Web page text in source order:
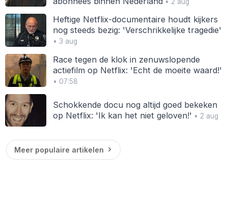
Heftige Netflix-documentaire houdt kijkers
nog steeds bezig: 'Verschrikkelijke tragedie'
• 3 aug
Race tegen de klok in zenuwslopende
actiefilm op Netflix: 'Echt de moeite waard!'
• 07:58
Schokkende docu nog altijd goed bekeken
op Netflix: 'Ik kan het niet geloven!' • 2 aug
Meer populaire artikelen